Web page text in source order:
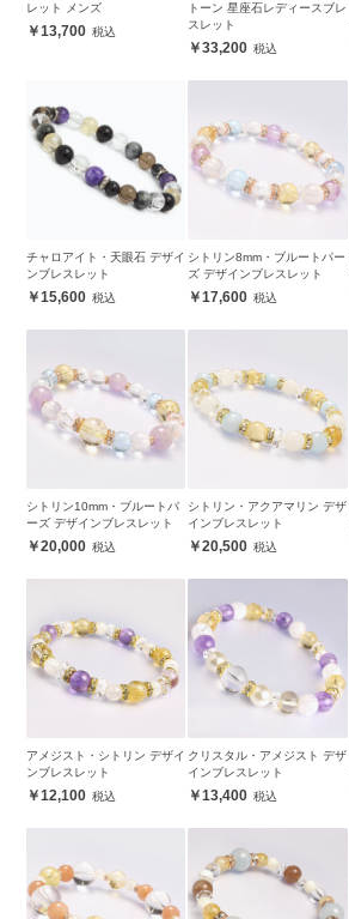
レット メンズ
13,700
トーン 星座石レディースブレ
スレット
33,200
チャロアイト・天眼石 デザイ
ンブレスレット
15,600
シトリン8mm・ブルートパー
ズ デザインブレスレット
17,600
シトリン10mm・ブルートパ
ーズ デザインブレスレット
20,000
シトリン・アクアマリン デザ
インブレスレット
20,500
アメジスト・シトリン デザイ
ンブレスレット
12,100
クリスタル・アメジスト デザ
インブレスレット
13,400